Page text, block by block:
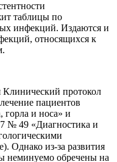
таблицы по
инфекций. Издаются и
относящихся к
Клинический протокол
пациентов
горла и носа» и
№ 49 «Диагностика и
Однако из-за развития
неминуемо обречены на